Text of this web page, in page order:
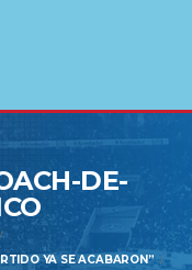
DE-
YA SE ACABARON”